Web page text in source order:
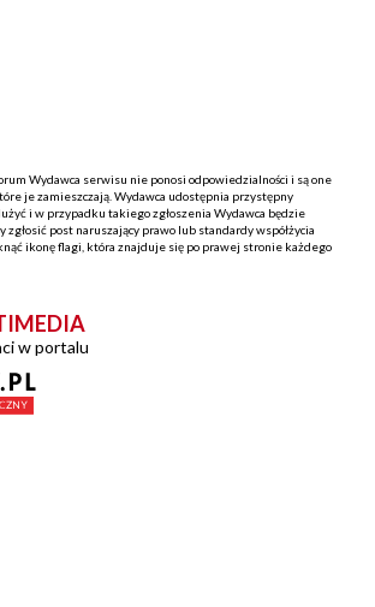
Wydawca serwisu nie ponosi odpowiedzialności i są one
je zamieszczają. Wydawca udostępnia przystępny
i w przypadku takiego zgłoszenia Wydawca będzie
zgłosić post naruszający prawo lub standardy współżycia
ikonę flagi, która znajduje się po prawej stronie każdego
w portalu